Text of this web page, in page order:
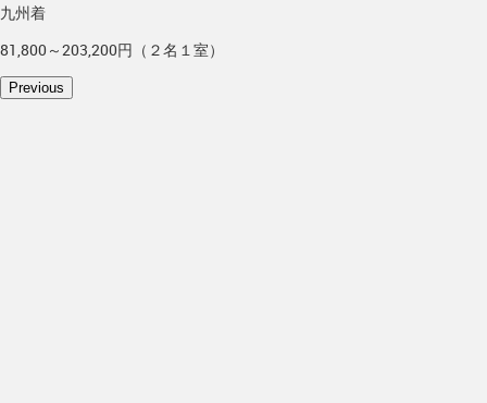
九州着
81,800～203,200円（２名１室）
Previous